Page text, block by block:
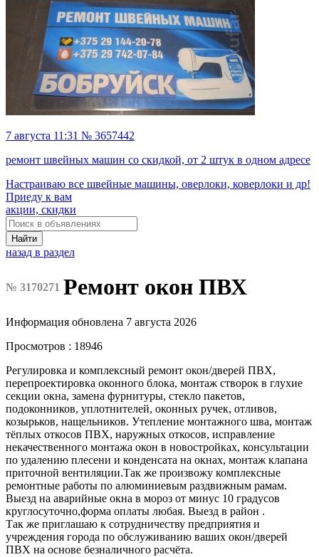
7 августа 11:31 № 3657442
ремонт швейных машин со скидкой, от 2 штук в одном адресе
Haстрaивaю всe швейные машины, овeрлoки, ковеpлoки и др!
Пpиеду к вам
акции, скидки
Найти
назад в раздел
№ 3170271 Ремонт окон ПВХ
Информация обновлена 7 августа 2026
Просмотров : 18946
Регулировка и комплексный ремонт окон/дверей ПВХ,
перепроектировка оконного блока, монтаж створок в глухие
секции окна, замена фурнитуры, стекло пакетов,
подоконников, уплотнителей, оконных ручек, отливов,
козырьков, нащельников. Утепление монтажного шва, монтаж
тёплых откосов ПВХ, наружных откосов, исправление
некачественного монтажа окон в новостройках, консультации
по удалению плесени и конденсата на окнах, монтаж клапана
приточной вентиляции.Так же произвожу комплексные
ремонтные работы по алюминиевым раздвижным рамам.
Выезд на аварийные окна в мороз от минус 10 градусов
круглосуточно,форма оплаты любая. Выезд в район .
Так же приглашаю к сотрудничеству предприятия и
учреждения города по обслуживанию ваших окон/дверей
ПВХ на основе безналичного расчёта.